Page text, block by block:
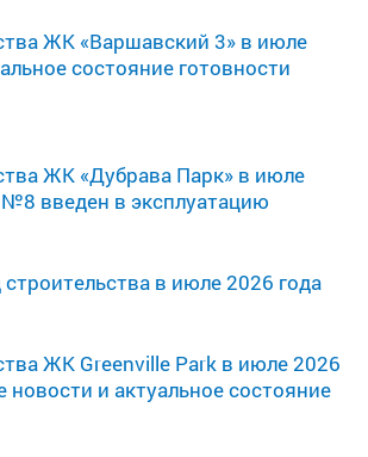
ЖК «Варшавский 3» в июле
состояние готовности
ЖК «Дубрава Парк» в июле
введен в эксплуатацию
в июле 2026 года
ЖК Greenville Park в июле 2026
новости и актуальное состояние